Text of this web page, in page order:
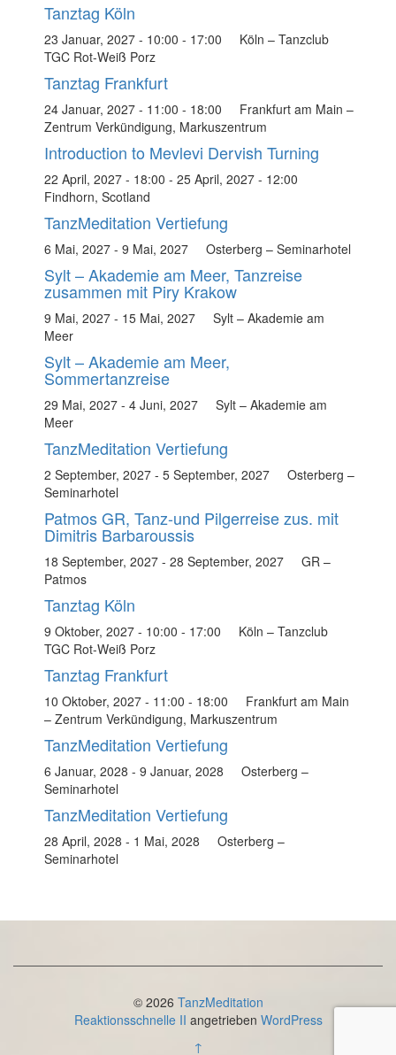
Tanztag Köln
23 Januar, 2027 - 10:00 - 17:00
Köln – Tanzclub
TGC Rot-Weiß Porz
Tanztag Frankfurt
24 Januar, 2027 - 11:00 - 18:00
Frankfurt am Main –
Zentrum Verkündigung, Markuszentrum
Introduction to Mevlevi Dervish Turning
22 April, 2027 - 18:00 - 25 April, 2027 - 12:00
Findhorn, Scotland
TanzMeditation Vertiefung
6 Mai, 2027 - 9 Mai, 2027 Osterberg – Seminarhotel
Sylt – Akademie am Meer, Tanzreise
zusammen mit Piry Krakow
9 Mai, 2027 - 15 Mai, 2027
Sylt – Akademie am
Meer
Sylt – Akademie am Meer,
Sommertanzreise
29 Mai, 2027 - 4 Juni, 2027
Sylt – Akademie am
Meer
TanzMeditation Vertiefung
2 September, 2027 - 5 September, 2027
Osterberg –
Seminarhotel
Patmos GR, Tanz-und Pilgerreise zus. mit
Dimitris Barbaroussis
18 September, 2027 - 28 September, 2027
GR –
Patmos
Tanztag Köln
9 Oktober, 2027 - 10:00 - 17:00
Köln – Tanzclub
TGC Rot-Weiß Porz
Tanztag Frankfurt
10 Oktober, 2027 - 11:00 - 18:00
Frankfurt am Main
– Zentrum Verkündigung, Markuszentrum
TanzMeditation Vertiefung
6 Januar, 2028 - 9 Januar, 2028
Osterberg –
Seminarhotel
TanzMeditation Vertiefung
28 April, 2028 - 1 Mai, 2028
Osterberg –
Seminarhotel
© 2026 TanzMeditation
Reaktionsschnelle II angetrieben WordPress
↑